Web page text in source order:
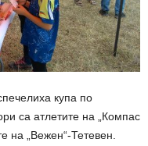
купа по
са атлетите на „Компас
на „Вежен“-Тетевен.